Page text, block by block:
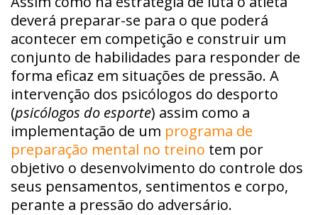
deverá preparar-se para o que poderá
acontecer em competição e construir um
conjunto de habilidades para responder de
forma eficaz em situações de pressão. A
intervenção dos psicólogos do desporto
(psicólogos do esporte) assim como a
implementação de um programa de
preparação mental no treino tem por
objetivo o desenvolvimento do controle dos
seus pensamentos, sentimentos e corpo,
perante a pressão do adversário.